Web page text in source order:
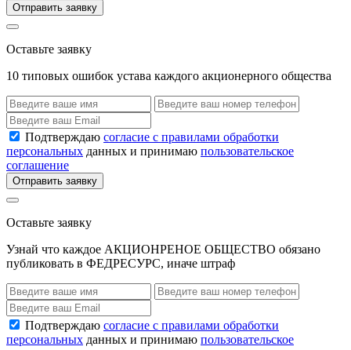
Отправить заявку
Оставьте заявку
10 типовых ошибок устава каждого акционерного общества
Подтверждаю согласие с правилами обработки
персональных данных и принимаю пользовательское
соглашение
Отправить заявку
Оставьте заявку
Узнай что каждое АКЦИОНРЕНОЕ ОБЩЕСТВО обязано
публиковать в ФЕДРЕСУРС, иначе штраф
Подтверждаю согласие с правилами обработки
персональных данных и принимаю пользовательское